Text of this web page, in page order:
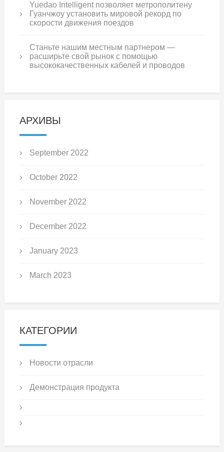
Yuedao Intelligent позволяет метрополитену
Гуанчжоу установить мировой рекорд по
скорости движения поездов
Станьте нашим местным партнером —
расширьте свой рынок с помощью
высококачественных кабелей и проводов
АРХИВЫ
September 2022
October 2022
November 2022
December 2022
January 2023
March 2023
КАТЕГОРИИ
Новости отрасли
Демонстрация продукта